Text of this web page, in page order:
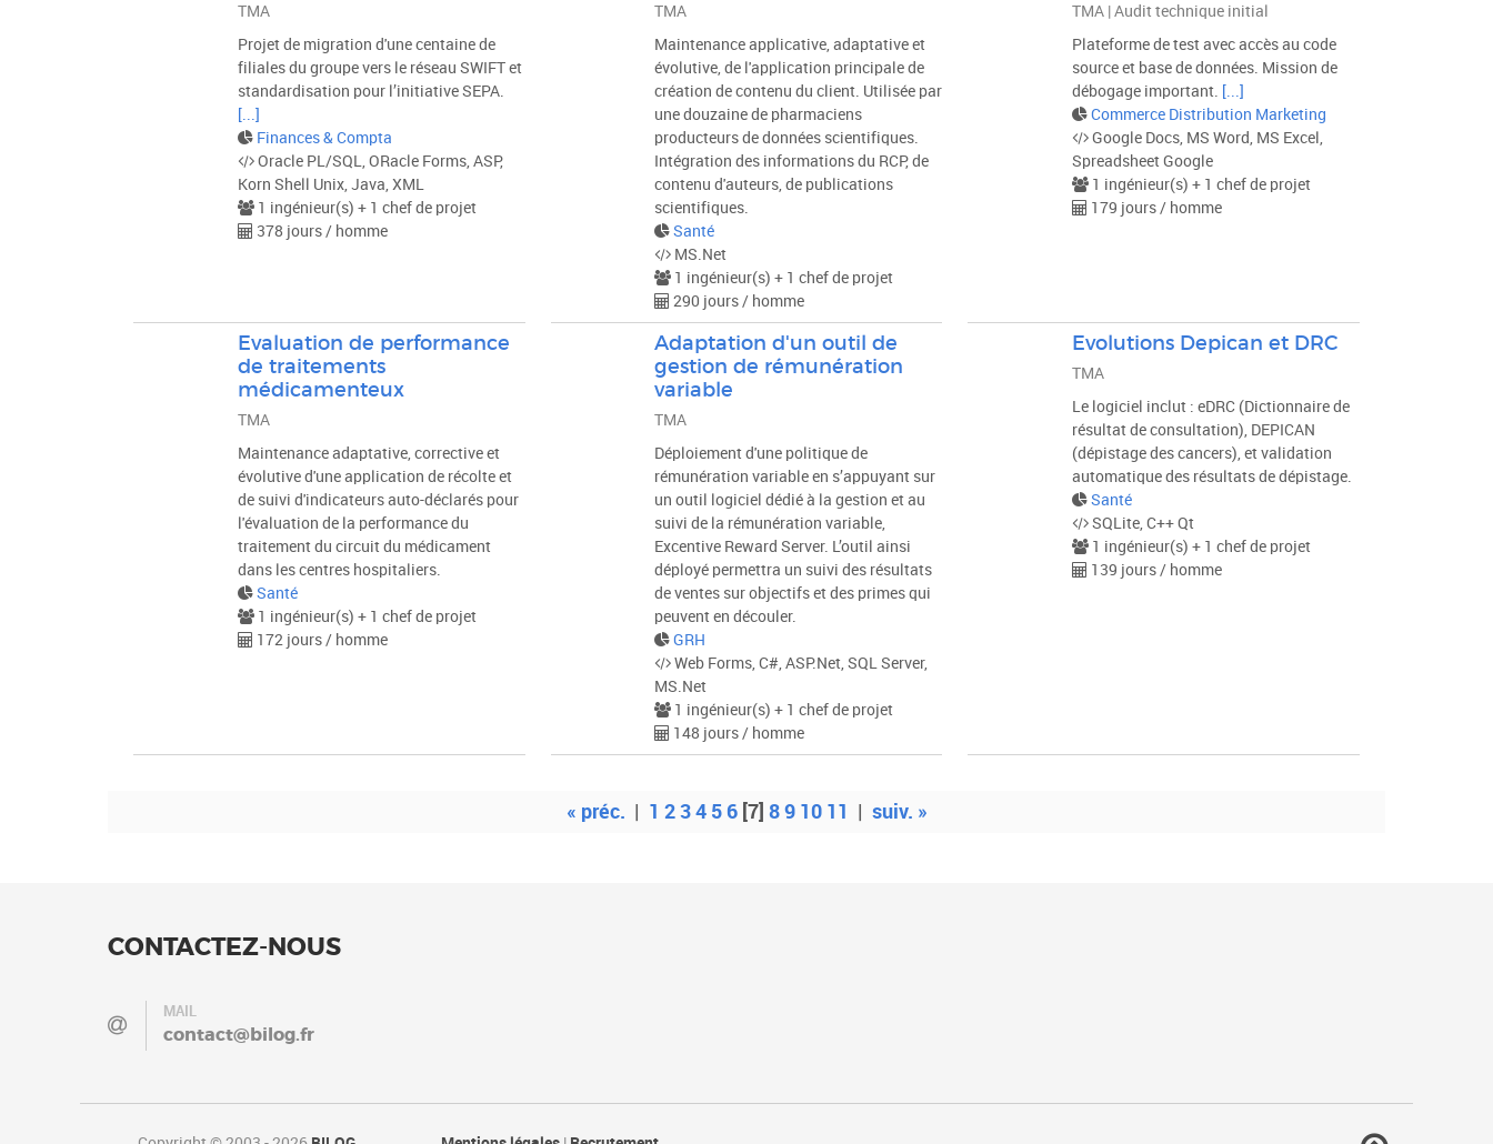
TMA
Projet de migration d'une centaine de
filiales du groupe vers le réseau SWIFT et
standardisation pour l’initiative SEPA.
[...]
Finances & Compta
Oracle PL/SQL, ORacle Forms, ASP,
Korn Shell Unix, Java, XML
1 ingénieur(s) + 1 chef de projet
378 jours / homme
TMA
Maintenance applicative, adaptative et
évolutive, de l'application principale de
création de contenu du client. Utilisée par
une douzaine de pharmaciens
producteurs de données scientifiques.
Intégration des informations du RCP, de
contenu d'auteurs, de publications
scientifiques.
Santé
MS.Net
1 ingénieur(s) + 1 chef de projet
290 jours / homme
TMA | Audit technique initial
Plateforme de test avec accès au code
source et base de données. Mission de
débogage important. [...]
Commerce Distribution Marketing
Google Docs, MS Word, MS Excel,
Spreadsheet Google
1 ingénieur(s) + 1 chef de projet
179 jours / homme
Evaluation de performance
de traitements
médicamenteux
TMA
Maintenance adaptative, corrective et
évolutive d'une application de récolte et
de suivi d'indicateurs auto-déclarés pour
l'évaluation de la performance du
traitement du circuit du médicament
dans les centres hospitaliers.
Santé
1 ingénieur(s) + 1 chef de projet
172 jours / homme
Adaptation d'un outil de
gestion de rémunération
variable
TMA
Déploiement d'une politique de
rémunération variable en s’appuyant sur
un outil logiciel dédié à la gestion et au
suivi de la rémunération variable,
Excentive Reward Server. L’outil ainsi
déployé permettra un suivi des résultats
de ventes sur objectifs et des primes qui
peuvent en découler.
GRH
Web Forms, C#, ASP.Net, SQL Server,
MS.Net
1 ingénieur(s) + 1 chef de projet
148 jours / homme
Evolutions Depican et DRC
TMA
Le logiciel inclut : eDRC (Dictionnaire de
résultat de consultation), DEPICAN
(dépistage des cancers), et validation
automatique des résultats de dépistage.
Santé
SQLite, C++ Qt
1 ingénieur(s) + 1 chef de projet
139 jours / homme
« préc. | 1 2 3 4 5 6 [7] 8 9 10 11 | suiv. »
CONTACTEZ-NOUS
MAIL
contact@bilog.fr